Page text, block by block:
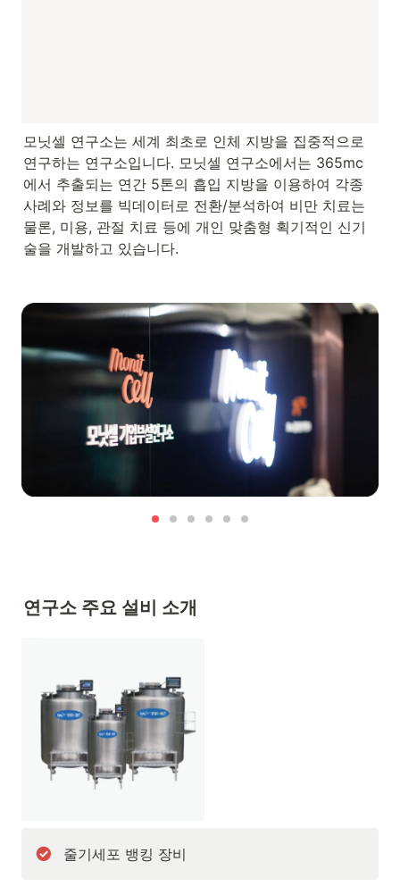
모닛셀 연구소는 세계 최초로 인체 지방을 집중적으로
연구하는 연구소입니다. 모닛셀 연구소에서는 365mc
에서 추출되는 연간 5톤의 흡입 지방을 이용하여 각종
사례와 정보를 빅데이터로 전환/분석하여 비만 치료는
물론, 미용, 관절 치료 등에 개인 맞춤형 획기적인 신기
술을 개발하고 있습니다.
연구소 주요 설비 소개
줄기세포 뱅킹 장비